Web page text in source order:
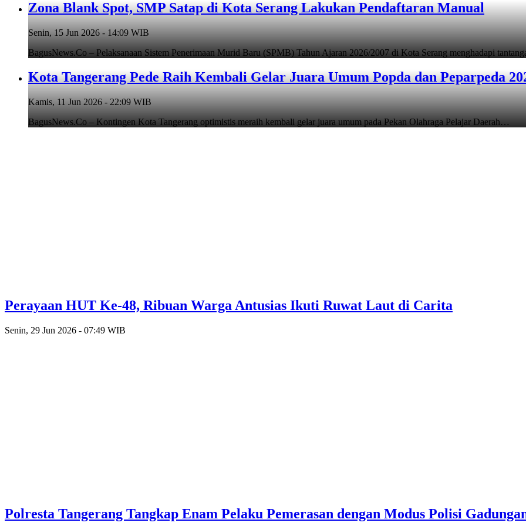
Zona Blank Spot, SMP Satap di Kota Serang Lakukan Pendaftaran Manual
Senin, 15 Jun 2026 - 14:09 WIB
BagusNews.Co – Pelaksanaan Sistem Penerimaan Murid Baru (SPMB) Tahun Ajaran 2026/2007 di Kota Serang menghadapi
Kota Tangerang Pede Raih Kembali Gelar Juara Umum Popda dan Peparpeda
Kamis, 11 Jun 2026 - 22:09 WIB
BagusNews.Co – Kontingen Kota Tangerang optimistis meraih kembali gelar juara umum pada Pekan Olahraga Pelajar Daerah…
Perayaan HUT Ke-48, Ribuan Warga Antusias Ikuti Ruwat Laut di Carita
Senin, 29 Jun 2026 - 07:49 WIB
Polresta Tangerang Tangkap Enam Pelaku Pemerasan dengan Modus Polisi